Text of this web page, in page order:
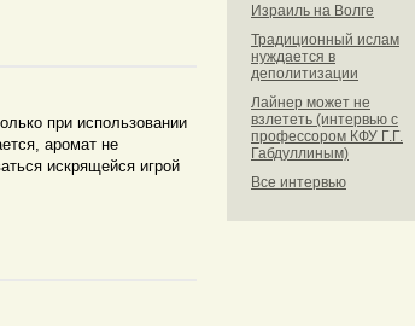
при использовании
аромат не
искрящейся игрой
Израиль на Волге
Традиционный ислам
нуждается в
деполитизации
Лайнер может не
взлететь (интервью с
профессором КФУ Г.Г.
Габдуллиным)
Все интервью